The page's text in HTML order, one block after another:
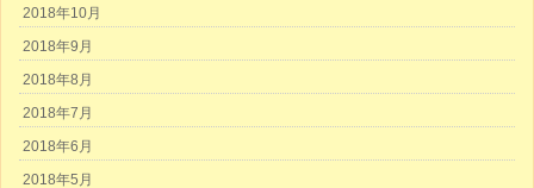
2018年10月
2018年9月
2018年8月
2018年7月
2018年6月
2018年5月